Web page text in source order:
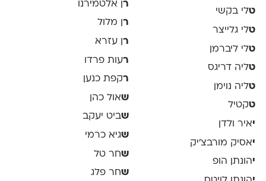
טלי בקשי
טלי גלייצר
טלי ליברמן
טליה דריגס
טליה נוימן
טקטיל
יאיר ולדן
יאסיק מורבצ'יק
יהונתן הופ
ר ן אלטמירנו
ר ן מלול
ר ן עזרא
רעות פרדו
רקפת כנען
שאול כהן
שביט יעקב
שגיא כרמי
שחר טל
שחר פלג